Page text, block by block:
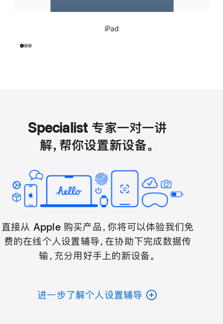
iPad
Specialist 专家一对一讲
解，帮你设置新设备。
直接从 Apple 购买产品，你将可以体验我们免
费的在线个人设置辅导，在协助下完成数据传
输，充分用好手上的新设备。
进一步了解个人设置辅导